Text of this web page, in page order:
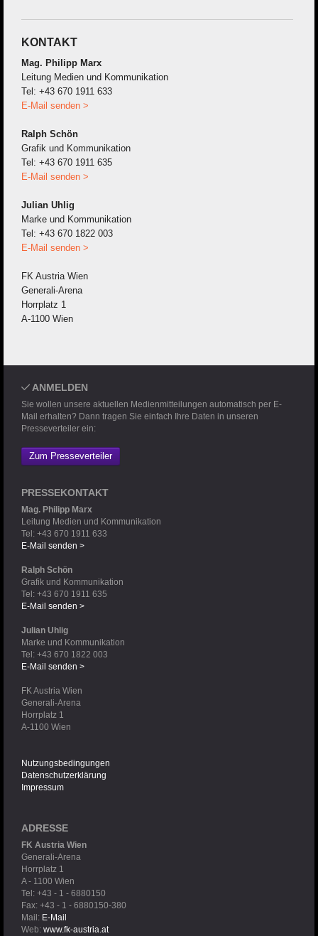
KONTAKT
Mag. Philipp Marx
Leitung Medien und Kommunikation
Tel: +43 670 1911 633
E-Mail senden >
Ralph Schön
Grafik und Kommunikation
Tel: +43 670 1911 635
E-Mail senden >
Julian Uhlig
Marke und Kommunikation
Tel: +43 670 1822 003
E-Mail senden >
FK Austria Wien
Generali-Arena
Horrplatz 1
A-1100 Wien
ANMELDEN
Sie wollen unsere aktuellen Medienmitteilungen automatisch per E-
Mail erhalten? Dann tragen Sie einfach Ihre Daten in unseren
Presseverteiler ein:
Zum Presseverteiler
PRESSEKONTAKT
Mag. Philipp Marx
Leitung Medien und Kommunikation
Tel: +43 670 1911 633
E-Mail senden >
Ralph Schön
Grafik und Kommunikation
Tel: +43 670 1911 635
E-Mail senden >
Julian Uhlig
Marke und Kommunikation
Tel: +43 670 1822 003
E-Mail senden >
FK Austria Wien
Generali-Arena
Horrplatz 1
A-1100 Wien
Nutzungsbedingungen
Datenschutzerklärung
Impressum
ADRESSE
FK Austria Wien
Generali-Arena
Horrplatz 1
A - 1100 Wien
Tel: +43 - 1 - 6880150
Fax: +43 - 1 - 6880150-380
Mail: E-Mail
Web: www.fk-austria.at